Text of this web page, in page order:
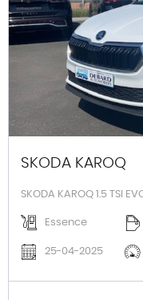
SKODA KAROQ
SKODA KAROQ 1.5 TSI
Essence
25-04-2025